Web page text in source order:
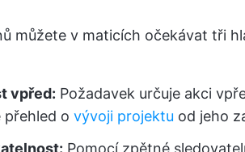
můžete v maticích očekávat tři
vpřed: Požadavek určuje akci
přehled o vývoji projektu od jeho
Pomocí zpětné